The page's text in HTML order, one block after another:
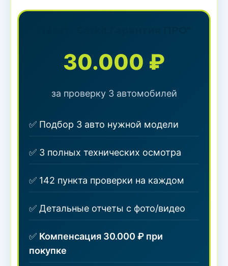
30.000 ₽
за проверку 3 автомобилей
✅ Подбор 3 авто нужной модели
✅ 3 полных технических осмотра
✅ 142 пункта проверки на каждом
✅ Детальные отчеты с фото/видео
✅ Компенсация 30.000 ₽ при
покупке